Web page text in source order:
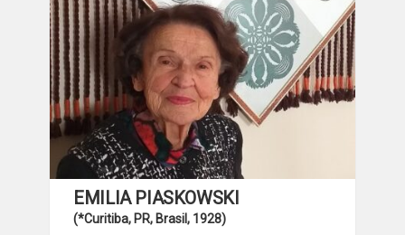
EMILIA PIASKOWSKI
(*Curitiba, PR, Brasil, 1928)